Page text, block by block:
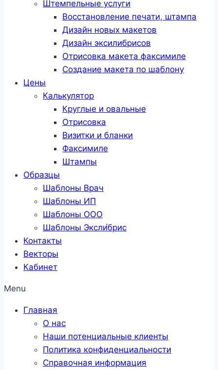
Штемпельные услуги
Восстановление печати, штампа
Дизайн новых макетов
Дизайн эксилибрисов
Отрисовка макета факсимиле
Создание макета по шаблону
Цены
Калькулятор
Круглые и овальные
Отрисовка
Визитки и бланки
Факсимиле
Штампы
Образцы
Шаблоны Врач
Шаблоны ИП
Шаблоны ООО
Шаблоны Эксли́брис
Контакты
Векторы
Кабинет
Menu
Главная
О нас
Наши потенциальные клиенты
Политика конфиденциальности
Справочная информация